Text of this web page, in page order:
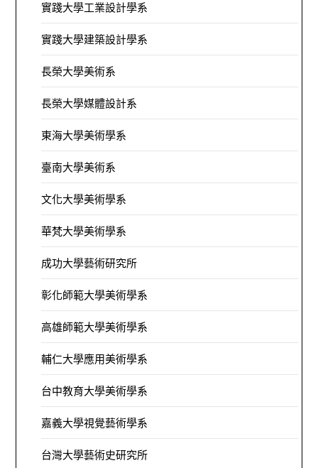
實踐大學工業設計學系
實踐大學建築設計學系
長榮大學美術系
長榮大學媒體設計系
東海大學美術學系
臺南大學美術系
文化大學美術學系
華梵大學美術學系
成功大學藝術研究所
彰化師範大學美術學系
高雄師範大學美術學系
輔仁大學應用美術學系
台中教育大學美術學系
嘉義大學視覺藝術學系
台灣大學藝術史研究所